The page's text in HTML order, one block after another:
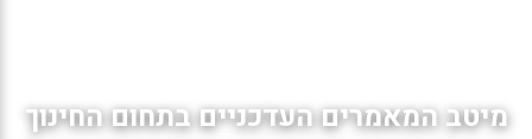
מיטב המאמרים העדכניים בתחום החינוך